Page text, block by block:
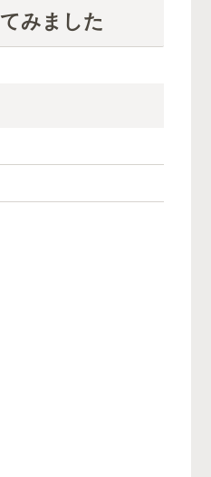
みました